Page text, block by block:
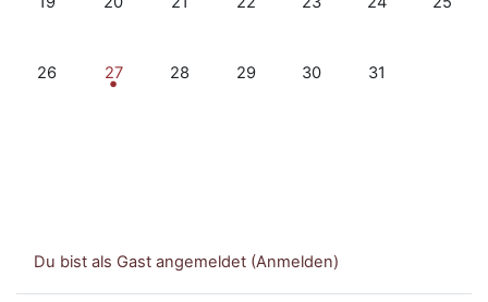
Keine Termine, Montag, 26. Mai
26 1 Termin, Dienstag, 27. Mai
27 Keine Termine, Mittwoch, 28. Mai
28 Keine Termine, Donnerstag, 29.
29 Keine Termine, Freitag,
30 Keine Termine,
31
Du bist als Gast angemeldet (Anmelden)